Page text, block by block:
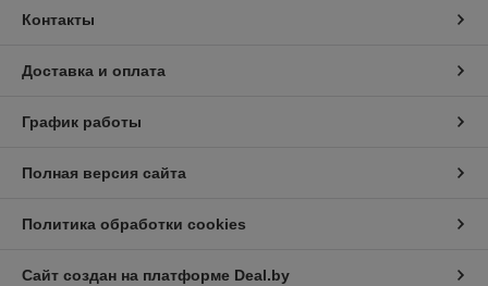
Контакты
Доставка и оплата
График работы
Полная версия сайта
Политика обработки cookies
Сайт создан на платформе Deal.by